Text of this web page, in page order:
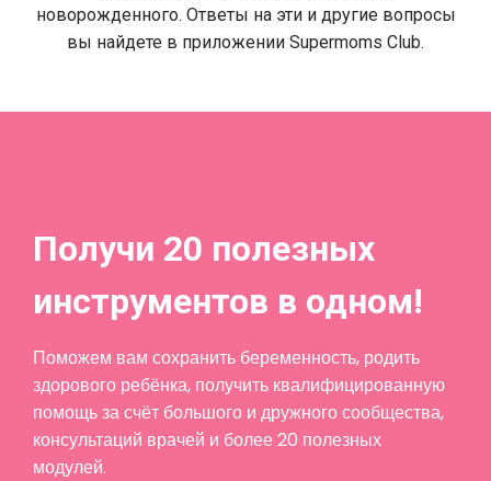
новорожденного. Ответы на эти и другие вопросы
вы найдете в приложении Supermoms Club.
Получи 20 полезных
инструментов в одном!
Поможем вам сохранить беременность, родить
здорового ребёнка, получить квалифицированную
помощь за счёт большого и дружного сообщества,
консультаций врачей и более 20 полезных
модулей.